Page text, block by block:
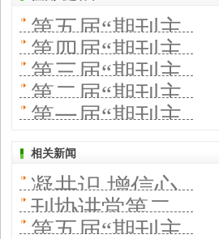
如何助力“双一
流”建设
不是传统内容
的简单转化
需互联网思维
第五届“期刊主
题宣传好文
章”推荐活动入
第四届“期刊主
题宣传好文
章”推荐活动入
选文章及期刊
第三届“期刊主
题宣传好文
章”推荐活动入
选文章及期刊
第二届“期刊主
章”推荐活动入
选文章及期刊
第一届“期刊主
题宣传好文
章”推荐活动入
选文章及期刊
相关新闻
凝共识 增信心
强精神 ——第
刊协讲堂第二
第五届“期刊主